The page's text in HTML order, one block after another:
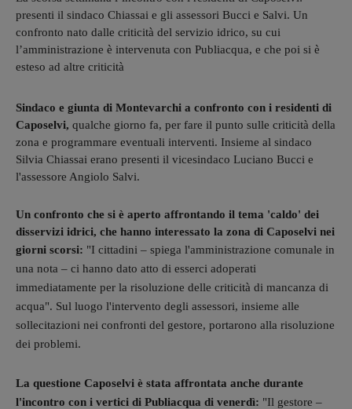
presenti il sindaco Chiassai e gli assessori Bucci e Salvi. Un
confronto nato dalle criticità del servizio idrico, su cui
l’amministrazione è intervenuta con Publiacqua, e che poi si è
esteso ad altre criticità
Sindaco e giunta di Montevarchi a confronto con i residenti di
Caposelvi, qualche giorno fa, per fare il punto sulle criticità della
zona e programmare eventuali interventi. Insieme al sindaco
Silvia Chiassai erano presenti il vicesindaco Luciano Bucci e
l'assessore Angiolo Salvi.
Un confronto che si è aperto affrontando il tema 'caldo' dei
disservizi idrici, che hanno interessato la zona di Caposelvi nei
giorni scorsi: "I cittadini – spiega l'amministrazione comunale in
una nota – ci hanno dato atto di esserci adoperati
immediatamente per la risoluzione delle criticità di mancanza di
acqua". Sul luogo l'intervento degli assessori, insieme alle
sollecitazioni nei confronti del gestore, portarono alla risoluzione
dei problemi.
La questione Caposelvi è stata affrontata anche durante
l'incontro con i vertici di Publiacqua di venerdì: "Il gestore –